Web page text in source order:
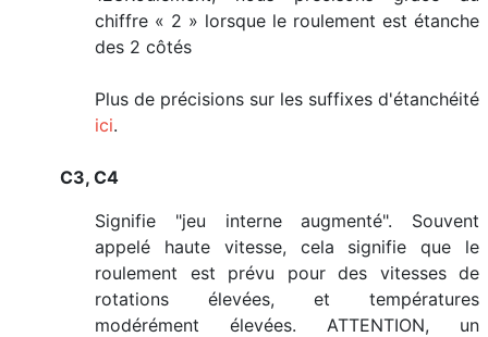
chiffre « 2 » lorsque le roulement est étanche
des 2 côtés
Plus de précisions sur les suffixes d'étanchéité
ici.
C3, C4
Signifie "jeu interne augmenté". Souvent
appelé haute vitesse, cela signifie que le
roulement est prévu pour des vitesses de
rotations élevées, et températures
modérément élevées. ATTENTION, un